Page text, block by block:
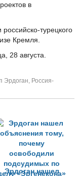
в
турецкого
Кремля.
28 августа.
Эрдоган, Россия-
Эрдоган нашел